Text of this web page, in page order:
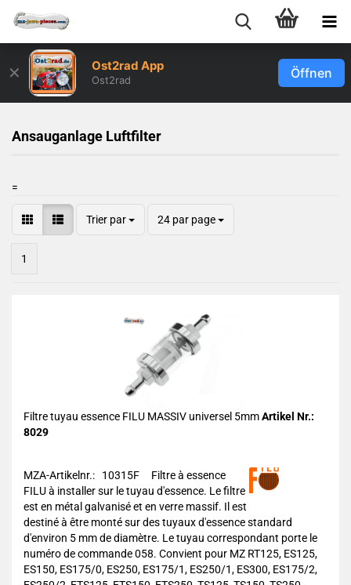
✕ Ost2rad App
Ost2rad Öffnen
Ansauganlage Luftfilter
=
Trier par 24 par page
1
Filtre tuyau essence FILU MASSIV universel 5mmArtikel Nr.:
8029
MZA-Artikelnr.: 10315F
Filtre à essence
FILU à installer sur le tuyau d'essence. Le filtre
est en métal galvanisé et en verre massif. Il est
destiné à être monté sur des tuyaux d'essence standard
d'environ 5 mm de diamètre. Le tuyau correspondant porte le
numéro de commande 058. Convient pour MZ RT125, ES125,
ES150, ES175/0, ES250, ES175/1, ES250/1, ES300, ES175/2,